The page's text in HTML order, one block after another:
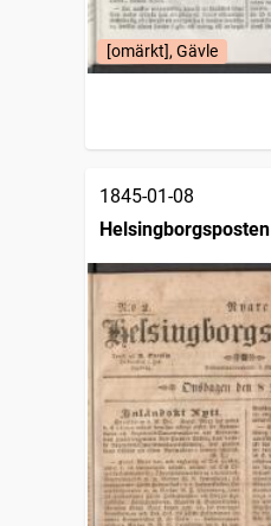
[omärkt], Gävle
1845-01-08
Helsingborgsposten